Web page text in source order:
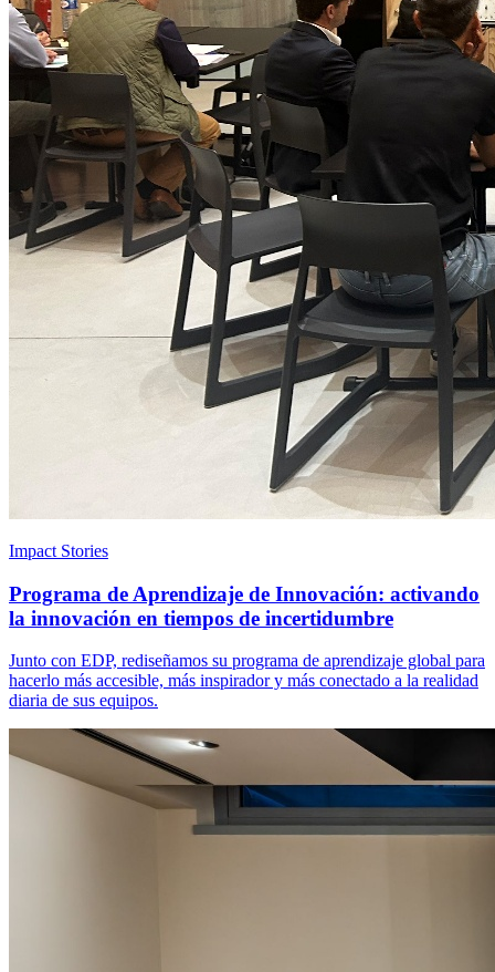
Impact Stories
Programa de Aprendizaje de Innovación: activando
la innovación en tiempos de incertidumbre
Junto con EDP, rediseñamos su programa de aprendizaje global para
hacerlo más accesible, más inspirador y más conectado a la realidad
diaria de sus equipos.